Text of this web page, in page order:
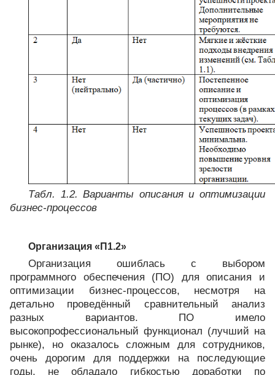
Табл. 1.2. Варианты описания и оптимизации
бизнес-процессов
Организация «П1.2»
Организация ошиблась с выбором
программного обеспечения (ПО) для описания и
оптимизации бизнес-процессов, несмотря на
детально проведённый сравнительный анализ
разных вариантов. ПО имело
высокопрофессиональный функционал (лучший на
рынке), но оказалось сложным для сотрудников,
очень дорогим для поддержки на последующие
годы, не обладало гибкостью доработки по